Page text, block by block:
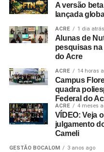
A versão
lançada
ACRE 1 dia atrás
Alunas de
pesquisas
do Acre
ACRE 14 horas
Campus
quadra
Federal do
ACRE 4 meses
VÍDEO: Veja
julgamento
Cameli
GESTÃO BOCALOM 3 anos ago